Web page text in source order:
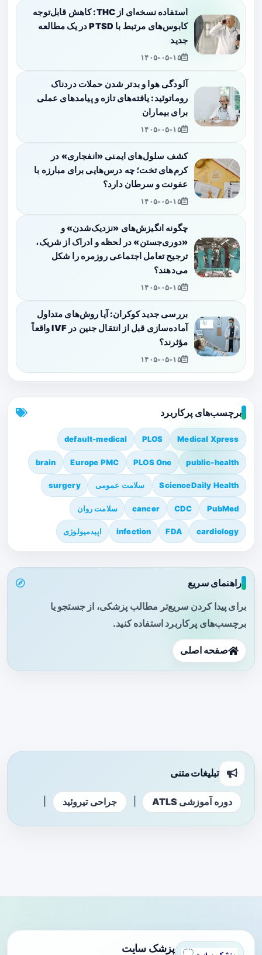
استفاده نسخه‌ای از THC: کاهش قابل‌توجه
کابوس‌های مرتبط با PTSD در یک مطالعه
جدید
۱۴۰۵-۰۵-۱۵
آلودگی هوا و بدتر شدن حملات دردناک
روماتوئید: یافته‌های تازه و پیامدهای عملی
برای بیماران
۱۴۰۵-۰۵-۱۵
کشف سلول‌های ایمنی «انفجاری» در
کرم‌های تخت؛ چه درس‌هایی برای مبارزه با
عفونت و سرطان دارد؟
۱۴۰۵-۰۵-۱۵
چگونه انگیزش‌های «نزدیک‌شدن» و
«دوری‌جستن» در لحظه و ادراک از شریک،
ترجیح تعامل اجتماعی روزمره را شکل
می‌دهند؟
۱۴۰۵-۰۵-۱۵
بررسی جدید کوکران: آیا روش‌های متداول
آماده‌سازی قبل از انتقال جنین در IVF واقعاً
مؤثرند؟
۱۴۰۵-۰۵-۱۵
برچسب‌های پرکاربرد
Medical Xpress
PLOS
default-medical
public-health
PLOS One
Europe PMC
brain
ScienceDaily Health سلامت عمومی surgery
PubMed
CDC
cancer سلامت روان
cardiology
FDA
infection اپیدمیولوژی
راهنمای سریع
برای پیدا کردن سریع‌تر مطالب پزشکی، از جستجو یا
برچسب‌های پرکاربرد استفاده کنید.
صفحه اصلی
تبلیغات متنی
دوره آموزشی ATLS جراحی تیروئید
پزشک سایت